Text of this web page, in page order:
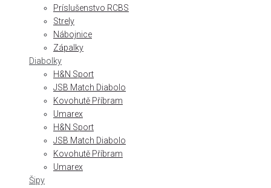
Príslušenstvo RCBS
Strely
Nábojnice
Zápalky
Diabolky
H&N Sport
JSB Match Diabolo
Kovohutě Příbram
Umarex
H&N Sport
JSB Match Diabolo
Kovohutě Příbram
Umarex
Šipy